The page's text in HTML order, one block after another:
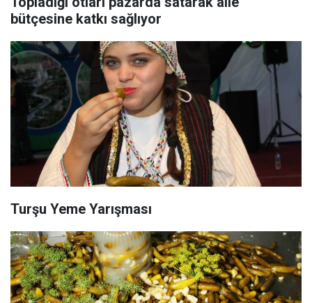
bütçesine katkı sağlıyor
Turşu Yeme Yarışması